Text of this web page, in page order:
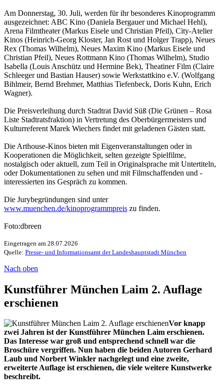
Am Donnerstag, 30. Juli, werden für ihr besonderes Kinoprogramm
ausgezeichnet: ABC Kino (Daniela Bergauer und Michael Hehl),
Arena Filmtheater (Markus Eisele und Christian Pfeil), City-Atelier
Kinos (Heinrich-Georg Kloster, Jan Rost und Holger Trapp), Neues
Rex (Thomas Wilhelm), Neues Maxim Kino (Markus Eisele und
Christian Pfeil), Neues Rottmann Kino (Thomas Wilhelm), Studio
Isabella (Louis Anschütz und Hermine Bek), Theatiner Film (Claire
Schleeger und Bastian Hauser) sowie Werkstattkino e.V. (Wolfgang
Bihlmeir, Bernd Brehmer, Matthias Tiefenbeck, Doris Kuhn, Erich
Wagner).
Die Preisverleihung durch Stadtrat David Süß (Die Grünen – Rosa
Liste Stadtratsfraktion) in Vertretung des Oberbürgermeisters und
Kulturreferent Marek Wiechers findet mit geladenen Gästen statt.
Die Arthouse-Kinos bieten mit Eigenveranstaltungen oder in
Kooperationen die Möglichkeit, selten gezeigte Spielfilme,
nostalgisch oder aktuell, zum Teil in Originalsprache mit Untertiteln,
oder Dokumentationen zu sehen und mit Filmschaffenden und -
interessierten ins Gespräch zu kommen.
Die Jurybegründungen sind unter
www.muenchen.de/kinoprogrammpreis zu finden.
Foto:dbreen
Eingetragen am 28.07.2026
Quelle: Presse- und Informationsamt der Landeshauptstadt München
Nach oben
Kunstführer München Laim 2. Auflage
erschienen
Vor knapp
zwei Jahren ist der Kunstführer München Laim erschienen.
Das Interesse war groß und entsprechend schnell war die
Broschüre vergriffen. Nun haben die beiden Autoren Gerhard
Laub und Norbert Winkler nachgelegt und eine zweite,
erweiterte Auflage ist erschienen, die viele weitere Kunstwerke
beschreibt.